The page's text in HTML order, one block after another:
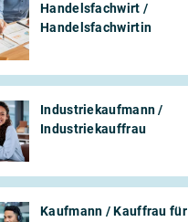
Handelsfachwirt /
Handelsfachwirtin
Industriekaufmann /
Industriekauffrau
Kaufmann / Kauffrau für